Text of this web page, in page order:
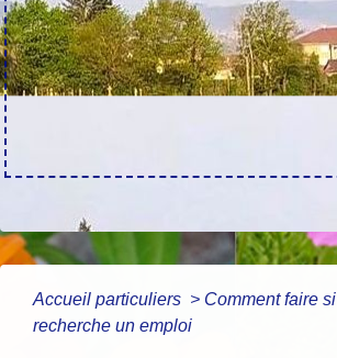
Accueil particuliers > Comment faire si
recherche un emploi